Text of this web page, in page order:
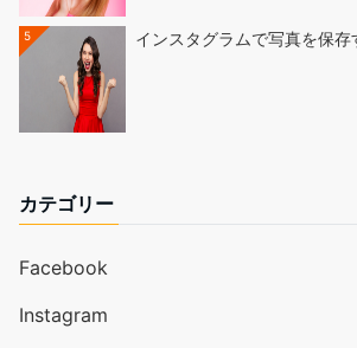
5 インスタグラムで写真を保
カテゴリー
Facebook
Instagram